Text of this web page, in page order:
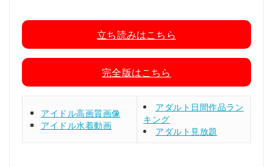
立ち読みはこちら
完全版はこちら
アイドル高画質画像
アイドル水着動画
アダルト日間作品ラン
キング
アダルト見放題